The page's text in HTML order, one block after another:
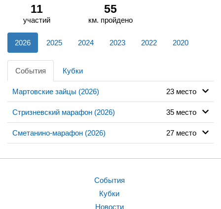
11
участий
55
км. пройдено
2026 2025 2024 2023 2022 2020
События Кубки
Мартовские зайцы (2026) 23 место
Стризневский марафон (2026) 35 место
Сметанино-марафон (2026) 27 место
События
Кубки
Новости